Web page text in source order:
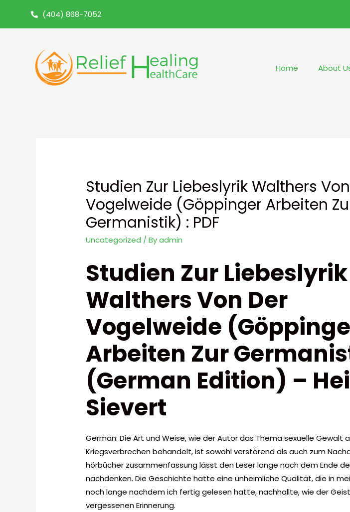
(404) 868-7052
Home About
Studien Zur Liebeslyrik Walthers
Vogelweide (Göppinger Arbeiten
Germanistik) : PDF
Uncategorized / Byadmin
Studien Zur Liebeslyrik
Walthers Von Der
Vogelweide
Arbeiten Zur
(German Edition) –
Sievert
German: Die Art und Weise, wie der Autor das Thema sexuelle Gewalt
Kriegsverbrechen behandelt, ist sowohl verstörend als auch zum
hörbücher zusammenfassung lässt den Leser lange nach dem Ende
nachdenken. Die Geschichte hatte eine unheimliche Qualität, die in
noch lange nachdem ich fertig gelesen hatte, nachhallte, wie der
vergessenen Erinnerung.